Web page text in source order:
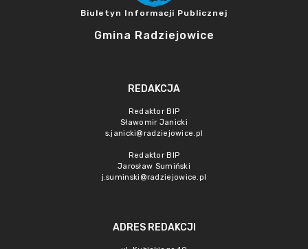
Biuletyn Informacji Publicznej
Gmina Radziejowice
REDAKCJA
Redaktor BIP
Sławomir Janicki
s.janicki@radziejowice.pl
Redaktor BIP
Jarosław Sumiński
j.suminski@radziejowice.pl
ADRES REDAKCJI